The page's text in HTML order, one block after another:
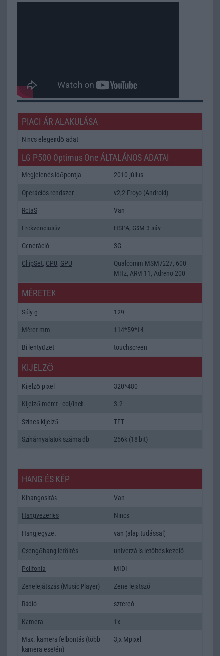
PIACI ÁR ALAKULÁSA
Nincs elegendő adat
LG P500 Optimus One ÁLTALÁNOS ADATAI
Megjelenés időpontja 2010 július
Operációs rendszer v2,2 Froyo (Android)
RotaS Van
Frekvenciasáv HSPA, GSM 3 sáv
Generáció 3G
ChipSet, CPU, GPU
Qualcomm MSM7227, 600
MHz, ARM 11, Adreno 200
MÉRETEK
Súly g 129
Méret mm 114*59*14
Billentyűzet touchscreen
KIJELZŐ
Kijelző pixel 320*480
Kijelző méret - col/inch 3.2
Színes kijelző TFT
Színárnyalatok száma db 256k (18 bit)
HANG ÉS KÉP
Kihangositás Van
Hangvezérlés Nincs
Hangjegyzet van (alap tudással)
Csengőhang letöltés univerzális letöltés kezelõ
Polifonia MIDI
Zenelejátszás (Music Player) Zene lejátszó
Rádió sztereó
Kamera 1x
Max. kamera felbontás (több
kamera esetén)
3,x Mpixel